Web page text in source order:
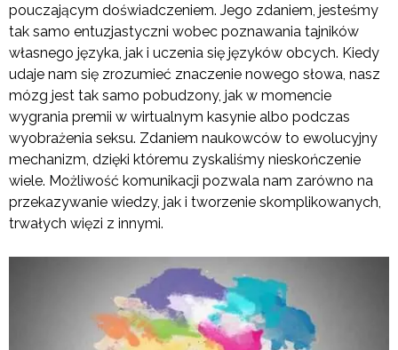
pouczającym doświadczeniem. Jego zdaniem, jesteśmy
tak samo entuzjastyczni wobec poznawania tajników
własnego języka, jak i uczenia się języków obcych. Kiedy
udaje nam się zrozumieć znaczenie nowego słowa, nasz
mózg jest tak samo pobudzony, jak w momencie
wygrania premii w wirtualnym kasynie albo podczas
wyobrażenia seksu. Zdaniem naukowców to ewolucyjny
mechanizm, dzięki któremu zyskaliśmy nieskończenie
wiele. Możliwość komunikacji pozwala nam zarówno na
przekazywanie wiedzy, jak i tworzenie skomplikowanych,
trwałych więzi z innymi.